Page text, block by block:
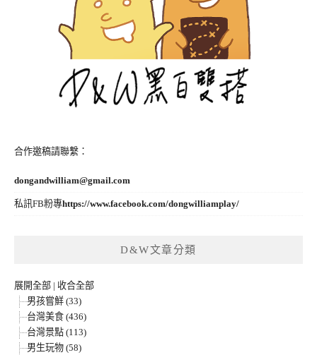
合作邀稿請聯繫：
dongandwilliam@gmail.com
私訊FB粉專https://www.facebook.com/dongwilliamplay/
D&W文章分類
展開全部 | 收合全部
男孩嘗鮮 (33)
台灣美食 (436)
台灣景點 (113)
男生玩物 (58)